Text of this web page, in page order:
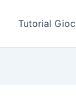
Tutorial